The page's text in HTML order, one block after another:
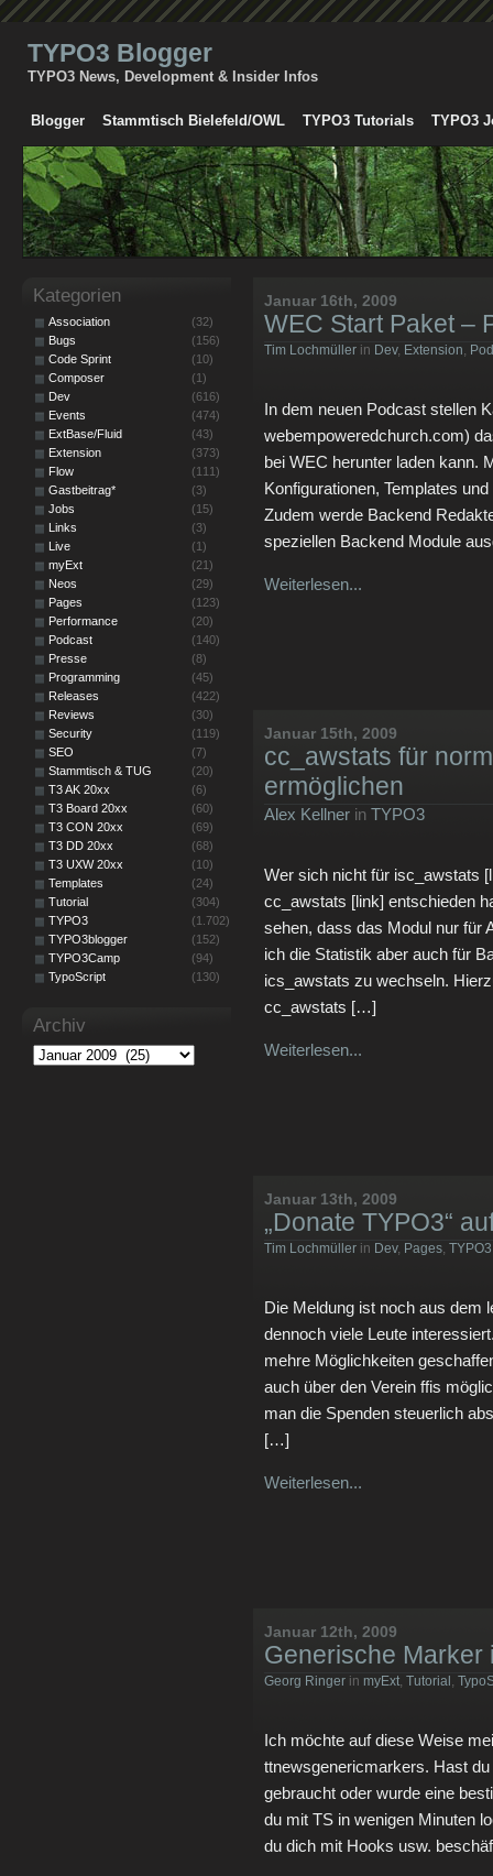
TYPO3 Blogger
TYPO3 News, Development & Insider Infos
Blogger Stammtisch Bielefeld/OWL TYPO3 Tutorials TYPO3
Januar 16th, 2009
WEC Start Paket –
Tim Lochmüller in Dev, Extension,
In dem neuen Podcast stellen
webempoweredchurch.com)
bei WEC herunter laden kann.
Konfigurationen, Templates
Zudem werde Backend
speziellen Backend Module
Weiterlesen...
Januar 15th, 2009
cc_awstats für
ermöglichen
Alex Kellner in TYPO3
Wer sich nicht für isc_awstats
cc_awstats [link] entschieden
sehen, dass das Modul nur für
ich die Statistik aber auch für
ics_awstats zu wechseln.
cc_awstats […]
Weiterlesen...
Januar 13th, 2009
„Donate TYPO3“
Tim Lochmüller in Dev, Pages, TYPO3
Die Meldung ist noch aus dem
dennoch viele Leute
mehre Möglichkeiten
auch über den Verein ffis
man die Spenden steuerlich
[…]
Weiterlesen...
Januar 12th, 2009
Generische Marker
Georg Ringer in myExt, Tutorial ,
Ich möchte auf diese Weise
ttnewsgenericmarkers. Hast
gebraucht oder wurde eine
du mit TS in wenigen Minuten
du dich mit Hooks usw.
Kategorien
Association
(32)
Bugs
(156)
Code Sprint
(10)
Composer
(1)
Dev
(616)
Events
(474)
ExtBase/Fluid
(43)
Extension
(373)
Flow
(111)
Gastbeitrag*
(3)
Jobs
(15)
Links
(3)
Live
(1)
myExt
(21)
Neos
(29)
Pages
(123)
Performance
(20)
Podcast
(140)
Presse
(8)
Programming
(45)
Releases
(422)
Reviews
(30)
Security
(119)
SEO
(7)
Stammtisch & TUG
(20)
T3 AK 20xx
(6)
T3 Board 20xx
(60)
T3 CON 20xx
(69)
T3 DD 20xx
(68)
T3 UXW 20xx
(10)
Templates
(24)
Tutorial
(304)
TYPO3
(1.702)
TYPO3blogger
(152)
TYPO3Camp
(94)
TypoScript
(130)
Archiv